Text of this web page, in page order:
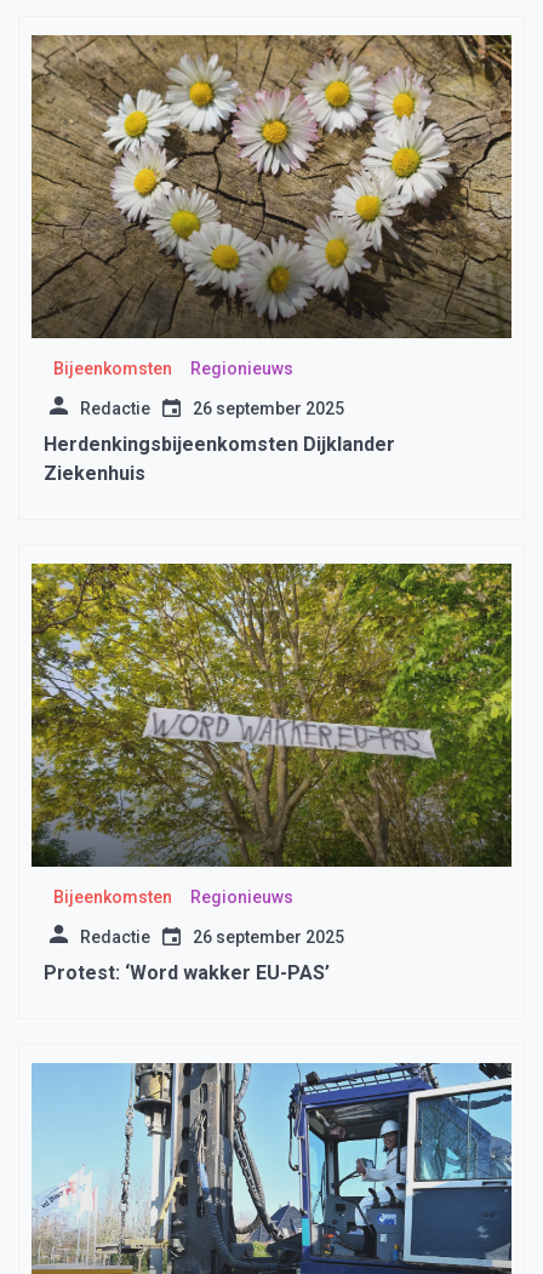
Bijeenkomsten Regionieuws
Redactie 26 september 2025
Herdenkingsbijeenkomsten Dijklander
Ziekenhuis
Bijeenkomsten Regionieuws
Redactie 26 september 2025
Protest: ‘Word wakker EU-PAS’